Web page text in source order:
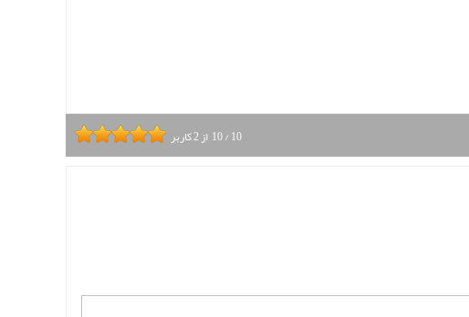
10/10 از2کاربر